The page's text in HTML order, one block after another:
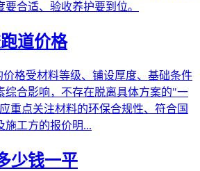
合适、验收养护要到位。
道价格
格受材料等级、铺设厚度、基础条件
综合影响，不存在脱离具体方案的"一
重点关注材料的环保合规性、符合国
施工方的报价明...
少钱一平